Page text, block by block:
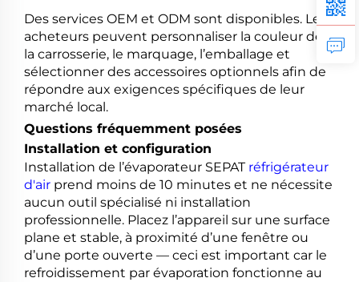
Des services OEM et ODM sont disponibles. Les
acheteurs peuvent personnaliser la couleur de
la carrosserie, le marquage, l’emballage et
sélectionner des accessoires optionnels afin de
répondre aux exigences spécifiques de leur
marché local.
Questions fréquemment posées
Installation et configuration
Installation de l’évaporateur SEPAT réfrigérateur
d'air prend moins de 10 minutes et ne nécessite
aucun outil spécialisé ni installation
professionnelle. Placez l’appareil sur une surface
plane et stable, à proximité d’une fenêtre ou
d’une porte ouverte — ceci est important car le
refroidissement par évaporation fonctionne au